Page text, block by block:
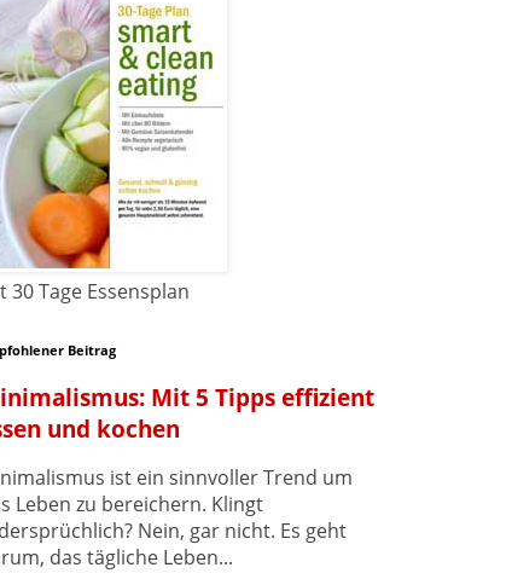
30 Tage Essensplan
Beitrag
Mit 5 Tipps effizient
und kochen
ist ein sinnvoller Trend um
Leben zu bereichern. Klingt
Nein, gar nicht. Es geht
das tägliche Leben...